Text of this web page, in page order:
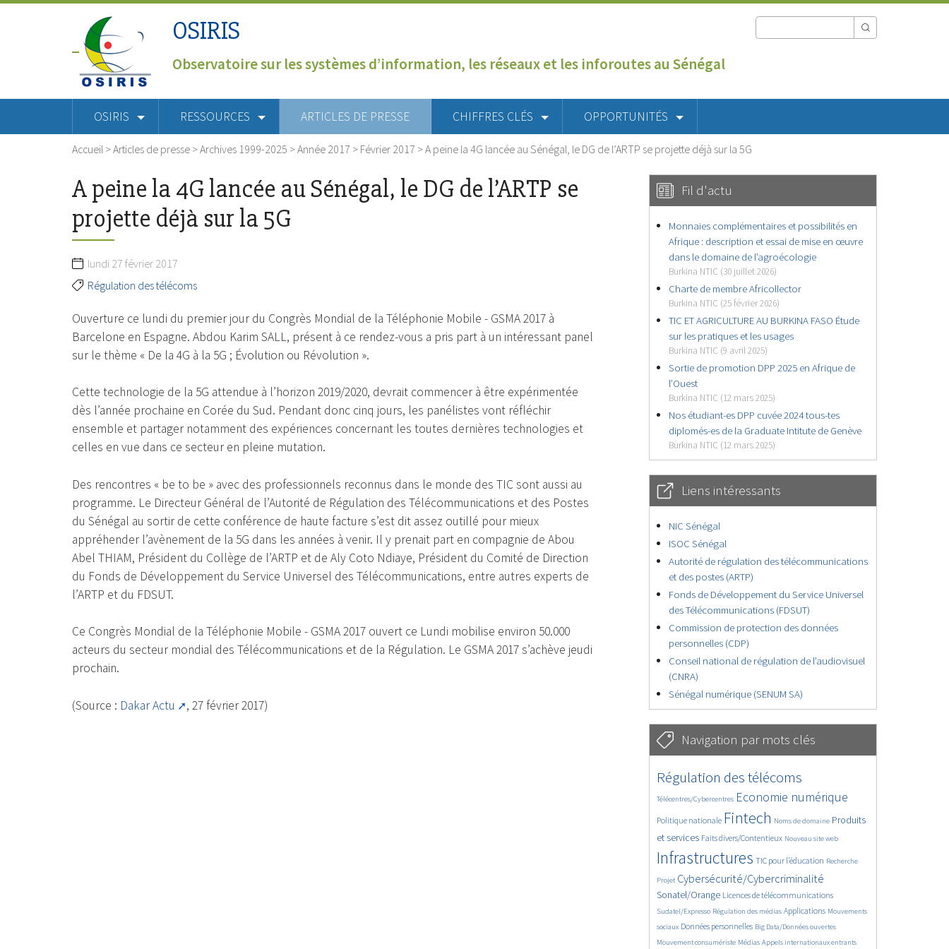
OSIRIS
Observatoire sur les systèmes d’information, les réseaux et les inforoutes au Sénégal
OSIRIS RESSOURCES ARTICLES DE PRESSE CHIFFRES CLÉS OPPORTUNITÉS
Accueil >Articles de presse >Archives 1999-2025 >Année 2017 > Février 2017 >A peine la 4G lancée au Sénégal, le DG de l’ARTP se projette déjà sur la 5G
A peine la 4G lancée au Sénégal, le DG de l’ARTP se
projette déjà sur la 5G
lundi 27 février 2017
Régulation des télécoms
Ouverture ce lundi du premier jour du Congrès Mondial de la Téléphonie Mobile - GSMA 2017 à
Barcelone en Espagne. Abdou Karim SALL, présent à ce rendez-vous a pris part à un intéressant panel
sur le thème « De la 4G à la 5G ; Évolution ou Révolution ».
Cette technologie de la 5G attendue à l’horizon 2019/2020, devrait commencer à être expérimentée
dès l’année prochaine en Corée du Sud. Pendant donc cinq jours, les panélistes vont réfléchir
ensemble et partager notamment des expériences concernant les toutes dernières technologies et
celles en vue dans ce secteur en pleine mutation.
Des rencontres « be to be » avec des professionnels reconnus dans le monde des TIC sont aussi au
programme. Le Directeur Général de l’Autorité de Régulation des Télécommunications et des Postes
du Sénégal au sortir de cette conférence de haute facture s’est dit assez outillé pour mieux
appréhender l’avènement de la 5G dans les années à venir. Il y prenait part en compagnie de Abou
Abel THIAM, Président du Collège de l’ARTP et de Aly Coto Ndiaye, Président du Comité de Direction
du Fonds de Développement du Service Universel des Télécommunications, entre autres experts de
l’ARTP et du FDSUT.
Ce Congrès Mondial de la Téléphonie Mobile - GSMA 2017 ouvert ce Lundi mobilise environ 50.000
acteurs du secteur mondial des Télécommunications et de la Régulation. Le GSMA 2017 s’achève jeudi
prochain.
(Source : Dakar Actu , 27 février 2017)
Fil d'actu
Monnaies complémentaires et possibilités en
Afrique : description et essai de mise en œuvre
dans le domaine de l’agroécologie
Burkina NTIC (30 juillet 2026)
Charte de membre Africollector
Burkina NTIC (25 février 2026)
TIC ET AGRICULTURE AU BURKINA FASO Étude
sur les pratiques et les usages
Burkina NTIC (9 avril 2025)
Sortie de promotion DPP 2025 en Afrique de
l’Ouest
Burkina NTIC (12 mars 2025)
Nos étudiant-es DPP cuvée 2024 tous-tes
diplomés-es de la Graduate Intitute de Genève
Burkina NTIC (12 mars 2025)
Liens intéressants
NIC Sénégal
ISOC Sénégal
Autorité de régulation des télécommunications
et des postes (ARTP)
Fonds de Développement du Service Universel
des Télécommunications (FDSUT)
Commission de protection des données
personnelles (CDP)
Conseil national de régulation de l’audiovisuel
(CNRA)
Sénégal numérique (SENUM SA)
Navigation par mots clés
4622/5560
Régulation des télécoms
346/5560
Télécentres/Cybercentres
3688/5560 Economie numérique
1834/5560
Politique nationale
5178/5560 Fintech
678/5560
Noms de domaine
2404/5560
Produits
et services
1553/5560 Faits divers/Contentieux
827/5560 Nouveau site web
5560/5560
Infrastructures
1820/5560
TIC pour l’éducation
189/5560
Recherche
242/5560
Projet
3483/5560Cybersécurité/Cybercriminalité
2226/5560
Sonatel/Orange
1600/5560 Licences de télécommunications
288/5560
Sudatel/Expresso
1007/5560 Régulation des médias
1512/5560 Applications
1071/5560
Mouvements
sociaux
1635/5560Données personnelles
141/5560 Big Data/Données ouvertes
600/5560
Mouvement consumériste
372/5560 Médias
642/5560 Appels internationaux entrants
1683/5560